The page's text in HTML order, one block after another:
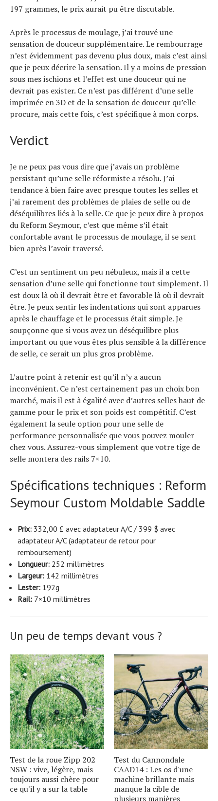
197 grammes, le prix aurait pu être discutable.
Après le processus de moulage, j’ai trouvé une
sensation de douceur supplémentaire. Le rembourrage
n’est évidemment pas devenu plus doux, mais c’est ainsi
que je peux décrire la sensation. Il y a moins de pression
sous mes ischions et l’effet est une douceur qui ne
devrait pas exister. Ce n’est pas différent d’une selle
imprimée en 3D et de la sensation de douceur qu’elle
procure, mais cette fois, c’est spécifique à mon corps.
Verdict
Je ne peux pas vous dire que j’avais un problème
persistant qu’une selle réformiste a résolu. J’ai
tendance à bien faire avec presque toutes les selles et
j’ai rarement des problèmes de plaies de selle ou de
déséquilibres liés à la selle. Ce que je peux dire à propos
du Reform Seymour, c’est que même s’il était
confortable avant le processus de moulage, il se sent
bien après l’avoir traversé.
C’est un sentiment un peu nébuleux, mais il a cette
sensation d’une selle qui fonctionne tout simplement. Il
est doux là où il devrait être et favorable là où il devrait
être. Je peux sentir les indentations qui sont apparues
après le chauffage et le processus était simple. Je
soupçonne que si vous avez un déséquilibre plus
important ou que vous êtes plus sensible à la différence
de selle, ce serait un plus gros problème.
L’autre point à retenir est qu’il n’y a aucun
inconvénient. Ce n’est certainement pas un choix bon
marché, mais il est à égalité avec d’autres selles haut de
gamme pour le prix et son poids est compétitif. C’est
également la seule option pour une selle de
performance personnalisée que vous pouvez mouler
chez vous. Assurez-vous simplement que votre tige de
selle montera des rails 7×10.
Spécifications techniques : Reform
Seymour Custom Moldable Saddle
Prix: 332,00 £ avec adaptateur A/C / 399 $ avec
adaptateur A/C (adaptateur de retour pour
remboursement)
Longueur: 252 millimètres
Largeur: 142 millimètres
Lester: 192g
Rail: 7×10 millimètres
Un peu de temps devant vous ?
Test de la roue Zipp 202
NSW : vive, légère, mais
toujours aussi chère pour
ce qu'il y a sur la table
Test du Cannondale
CAAD14 : Les os d'une
machine brillante mais
manque la cible de
plusieurs manières